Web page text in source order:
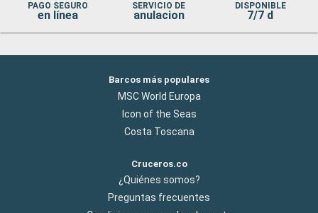
PAGO SEGURO
en línea
SERVICIO DE
anulacion
DISPONIBLE
7/7 d
Barcos más populares
MSC World Europa
Icon of the Seas
Costa Toscana
Cruceros.co
¿Quiénes somos?
Preguntas frecuentes